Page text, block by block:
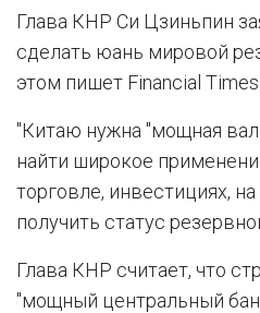
Глава КНР Си Цзиньпин
сделать юань мировой
этом пишет Financial Times.
"Китаю нужна "мощная
найти широкое
торговле, инвестициях,
получить статус
Глава КНР считает, что
"мощный центральный